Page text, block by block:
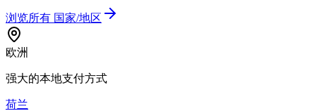
浏览所有 国家/地区
欧洲
强大的本地支付方式
荷兰